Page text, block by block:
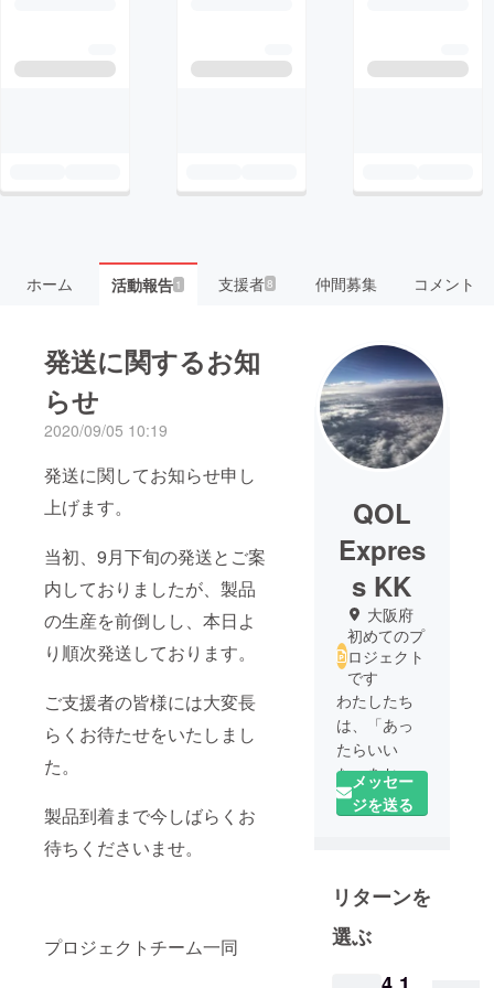
ホーム 活動報告1 支援者8 仲間募集 コメント
発送に関するお知
らせ
2020/09/05 10:19
発送に関してお知らせ申し
上げます。
当初、9月下旬の発送とご案
内しておりましたが、製品
の生産を前倒しし、本日よ
り順次発送しております。
ご支援者の皆様には大変長
らくお待たせをいたしまし
た。
製品到着まで今しばらくお
待ちくださいませ。
プロジェクトチーム一同
QOL
Expres
s KK
大阪府
初めてのプ
ロジェクト
です
わたしたち
は、「あっ
たらいい
な」をお届
けしたいと
いう想いか
ファンディ
始めまし
メッセー
ジを送る
リターンを
選ぶ